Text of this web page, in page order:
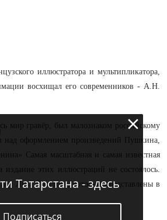
иллюстратора и мультипликатора,
восхищал его современников - А.Н.
мир гравёр, был малознаком российскому
оформлением произведений Пушкина,
Самая масштабная и самая известная
этих иллюстраций не состоялось.
Льва Толстого, которые представлены в
Татарстана - здесь
Подписаться